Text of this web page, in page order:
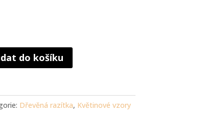
do košíku
Dřevěná razítka, Květinové vzory